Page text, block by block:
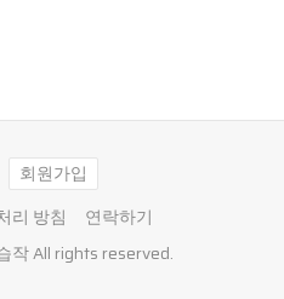
회원가입
리 방침
연락하기
작All rights reserved.